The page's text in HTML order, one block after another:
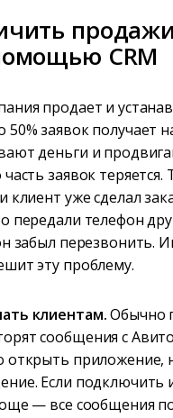
CRM
продает и
заявок получает
деньги и
заявок
клиент уже сделал
передали телефон
забыл перезвонить.
эту проблему.
клиентам.Обычно
сообщения с
открыть приложение,
Если подключить
— все сообщения